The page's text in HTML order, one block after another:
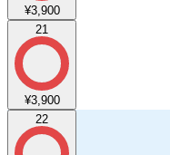
¥3,900
21
¥3,900
22